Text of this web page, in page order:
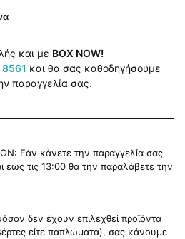
και με BOX NOW!
και θα σας καθοδηγήσουμε
παραγγελία σας.
Εάν κάνετε την παραγγελία σας
τις 13:00 θα την παραλάβετε την
δεν έχουν επιλεχθεί προϊόντα
είτε παπλώματα), σας κάνουμε